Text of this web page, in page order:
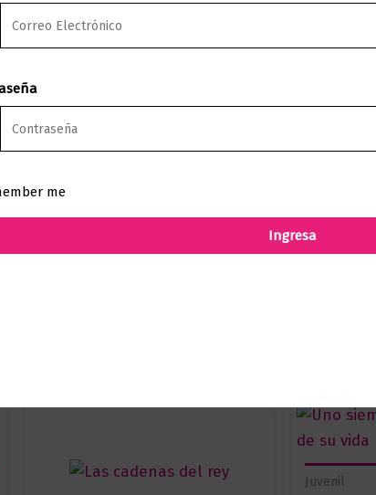
comprado este producto pueden hacer
Juvenil
me
Ingresa